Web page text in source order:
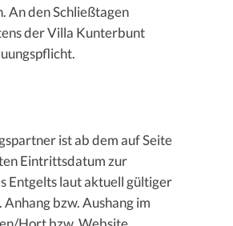
An den Schließtagen
der Villa Kunterbunt
ist ab dem auf Seite
Eintrittsdatum zur
Entgelts laut aktuell gültiger
Anhang bzw. Aushang im